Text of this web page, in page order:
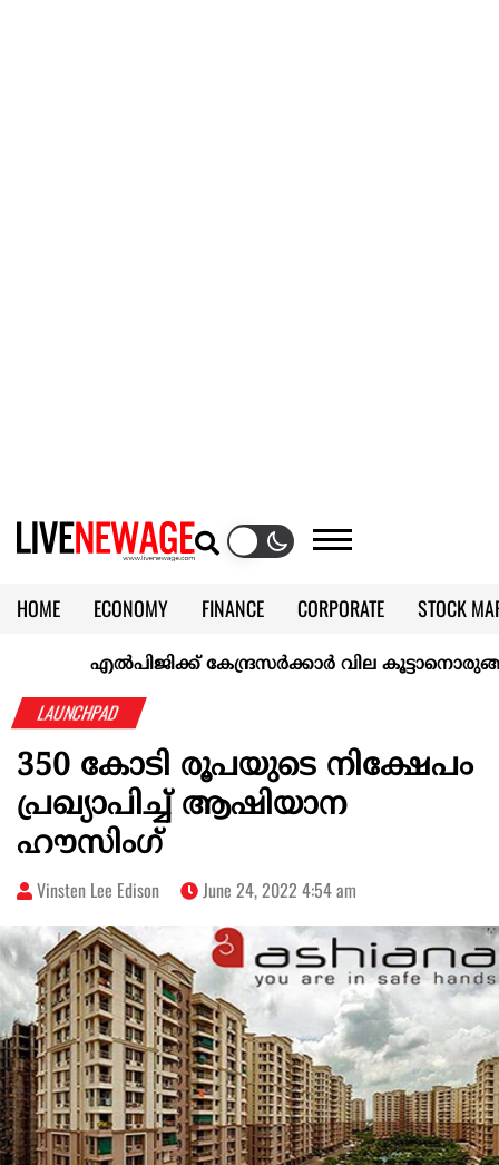
HOME ECONOMY FINANCE CORPORATE
STOCK
CALENDAR
KERALA @70
എല്‍പിജിക്ക് കേന്ദ്രസർക്കാർ വില
LAUNCHPAD
350 കോടി രൂപയുടെ നിക്ഷേപം
പ്രഖ്യാപിച്ച് ആഷിയാന
ഹൗസിംഗ്
Vinsten Lee Edison June 24, 2022 4:54 am